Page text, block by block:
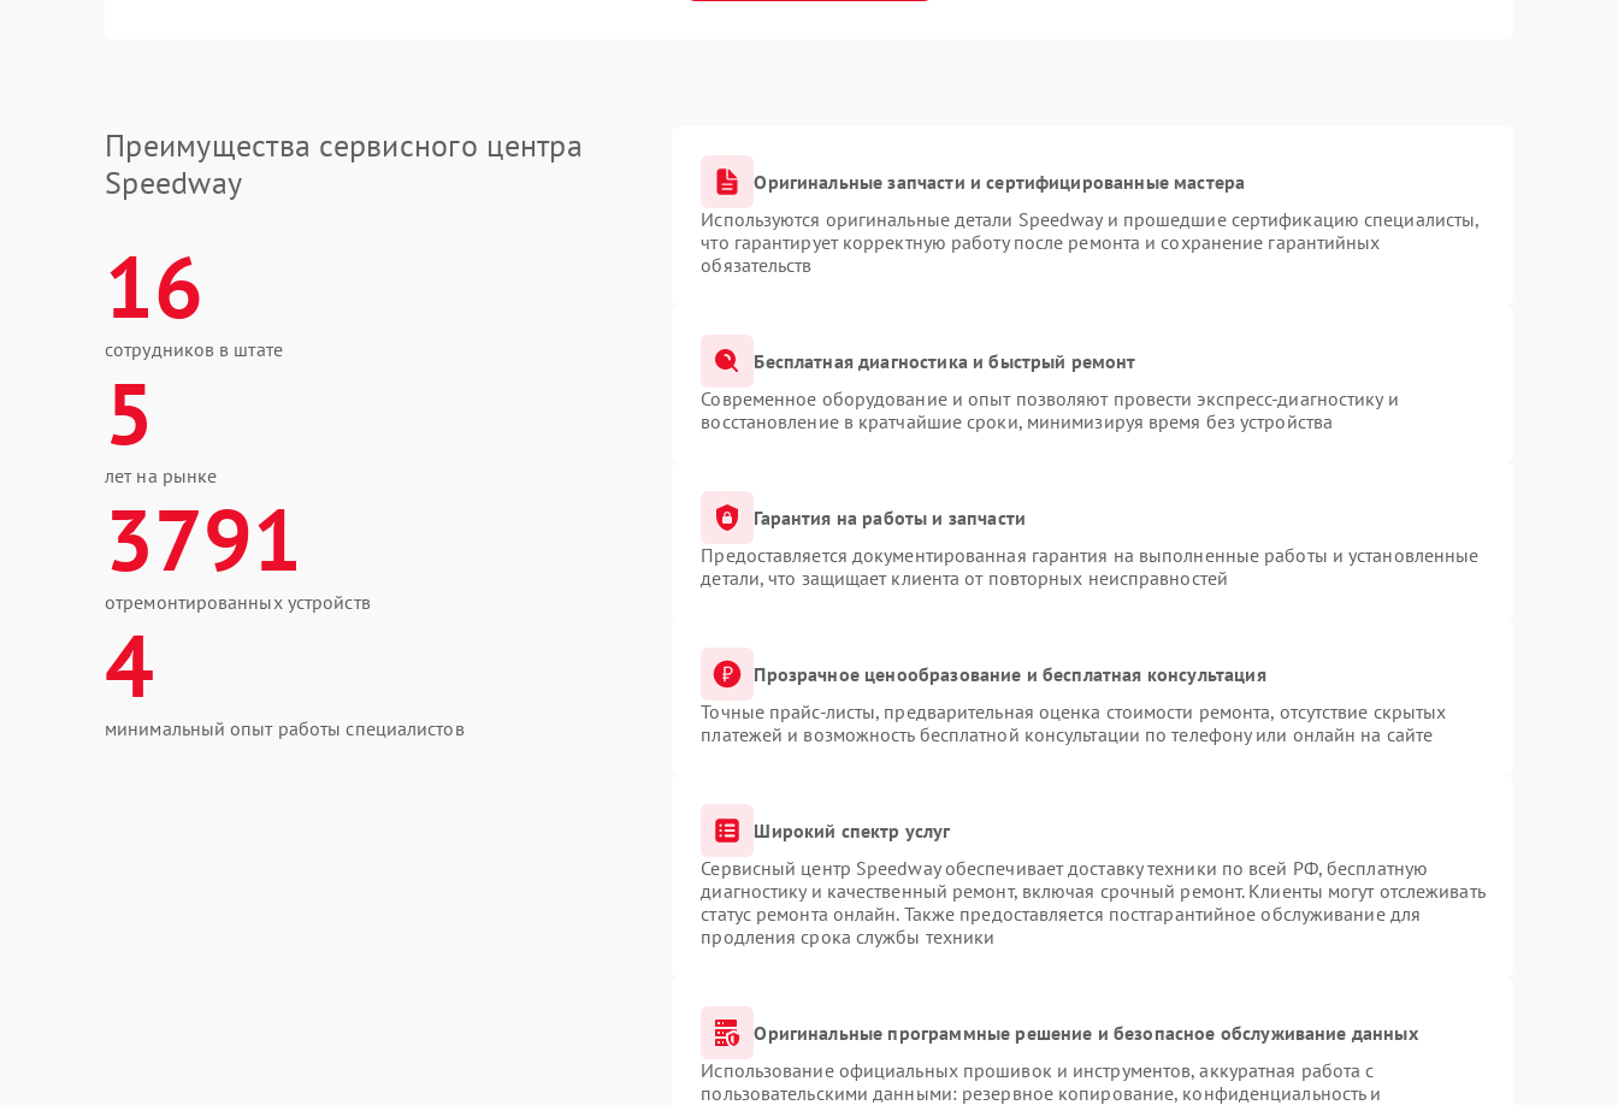
Преимущества сервисного центра
Speedway
16
сотрудников в штате
5
лет на рынке
3791
отремонтированных устройств
4
минимальный опыт работы специалистов
Оригинальные запчасти и сертифицированные мастера
Используются оригинальные детали Speedway и прошедшие сертификацию специалисты,
что гарантирует корректную работу после ремонта и сохранение гарантийных
обязательств
Бесплатная диагностика и быстрый ремонт
Современное оборудование и опыт позволяют провести экспресс-диагностику и
восстановление в кратчайшие сроки, минимизируя время без устройства
Гарантия на работы и запчасти
Предоставляется документированная гарантия на выполненные работы и установленные
детали, что защищает клиента от повторных неисправностей
Прозрачное ценообразование и бесплатная консультация
Точные прайс-листы, предварительная оценка стоимости ремонта, отсутствие скрытых
платежей и возможность бесплатной консультации по телефону или онлайн на сайте
Широкий спектр услуг
Сервисный центр Speedway обеспечивает доставку техники по всей РФ, бесплатную
диагностику и качественный ремонт, включая срочный ремонт. Клиенты могут отслеживать
статус ремонта онлайн. Также предоставляется постгарантийное обслуживание для
продления срока службы техники
Оригинальные программные решение и безопасное обслуживание данных
Использование официальных прошивок и инструментов, аккуратная работа с
пользовательскими данными: резервное копирование, конфиденциальность и